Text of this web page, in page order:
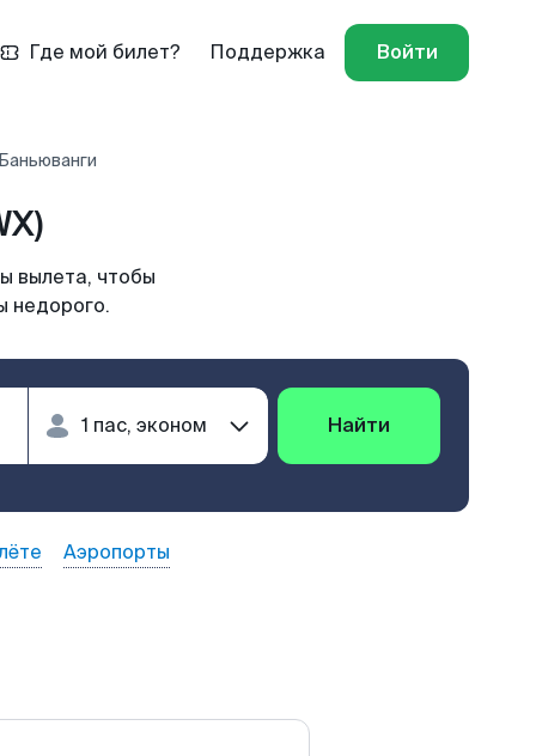
Где мой билет? Поддержка Войти
вылета, чтобы
недорого.
Найти
Аэропорты